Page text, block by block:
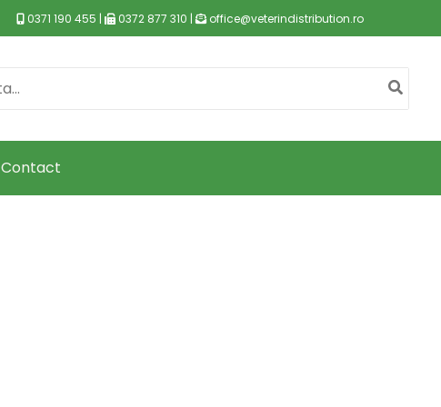
0371 190 455 | 0372 877 310 | office@veterindistribution.ro
Contact